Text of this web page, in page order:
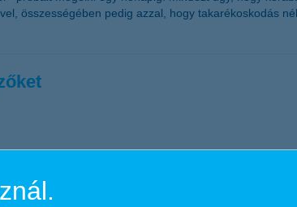
összességében pedig azzal, hogy takarékoskodás
középiskolás mérte össze tudását a játékban. Idén
hanem a felkészítő tanárokat és az iskolákat is